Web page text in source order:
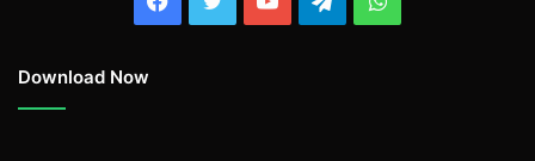
Download Now